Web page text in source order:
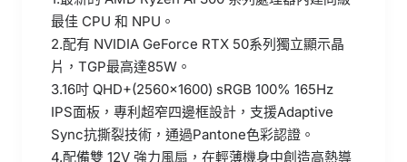
最佳 CPU 和 NPU。
2.配有 NVIDIA GeForce RTX 50系列獨立顯示晶
片，TGP最高達85W。
3.16吋 QHD+(2560x1600) sRGB 100% 165Hz
IPS面板，專利超窄四邊框設計，支援Adaptive
Sync抗撕裂技術，通過Pantone色彩認證。
4.配備雙 12V 強力風扇，在輕薄機身中創造高熱導